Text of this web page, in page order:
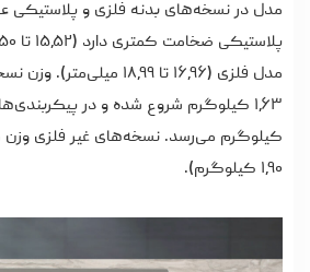
مدل در نسخه‌های بدنه فلزی و
مدل فلزی (۱۶٫۹۶ تا ۱۸٫۹۹
۱٫۹۰ کیلوگرم).